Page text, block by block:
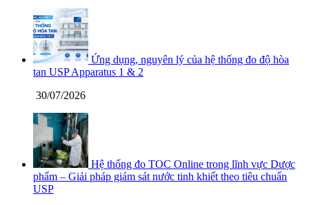
Ứng dụng, nguyên lý của hệ thống đo độ hòa
tan USP Apparatus 1 & 2
30/07/2026
Hệ thống đo TOC Online trong lĩnh vực Dược
phẩm – Giải pháp giám sát nước tinh khiết theo tiêu chuẩn
USP